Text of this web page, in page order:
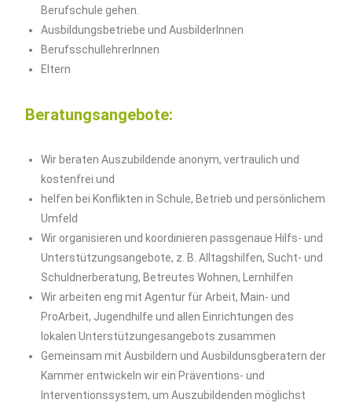
Berufschule gehen.
Ausbildungsbetriebe und AusbilderInnen
BerufsschullehrerInnen
Eltern
Beratungsangebote:
Wir beraten Auszubildende anonym, vertraulich und
kostenfrei und
helfen bei Konflikten in Schule, Betrieb und persönlichem
Umfeld
Wir organisieren und koordinieren passgenaue Hilfs- und
Unterstützungsangebote, z. B. Alltagshilfen, Sucht- und
Schuldnerberatung, Betreutes Wohnen, Lernhilfen
Wir arbeiten eng mit Agentur für Arbeit, Main- und
ProArbeit, Jugendhilfe und allen Einrichtungen des
lokalen Unterstützungesangebots zusammen
Gemeinsam mit Ausbildern und Ausbildunsgberatern der
Kammer entwickeln wir ein Präventions- und
Interventionssystem, um Auszubildenden möglichst